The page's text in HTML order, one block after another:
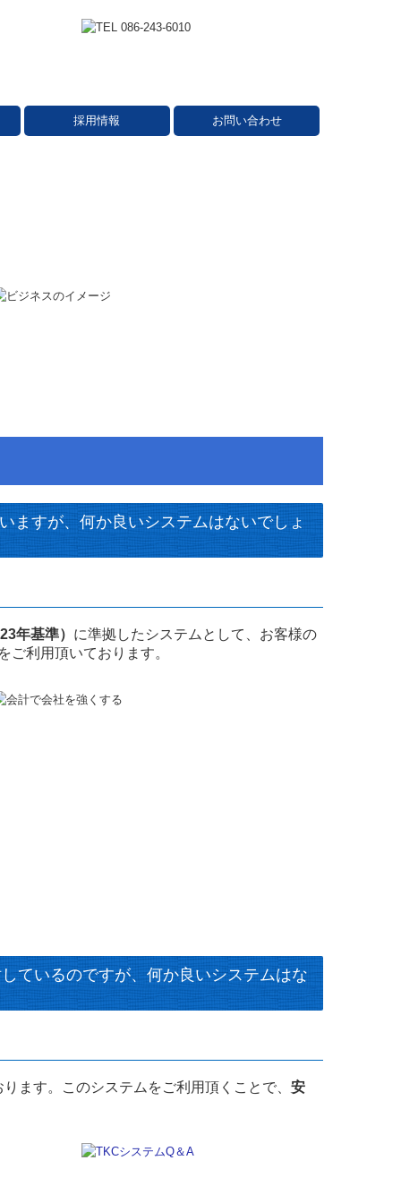
採用情報 お問い合わせ
ますが、何か良いシステムはないでしょ
年基準） に準拠したシステムとして、お客様の
ご利用頂いております。
ているのですが、何か良いシステムはな
ます。このシステムをご利用頂くことで、 安